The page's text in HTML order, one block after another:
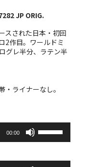
JP ORIG.
された日本・初回
2作目。ワールドミ
グレ半分、ラテン半
ライナーなし。
00:00
リ